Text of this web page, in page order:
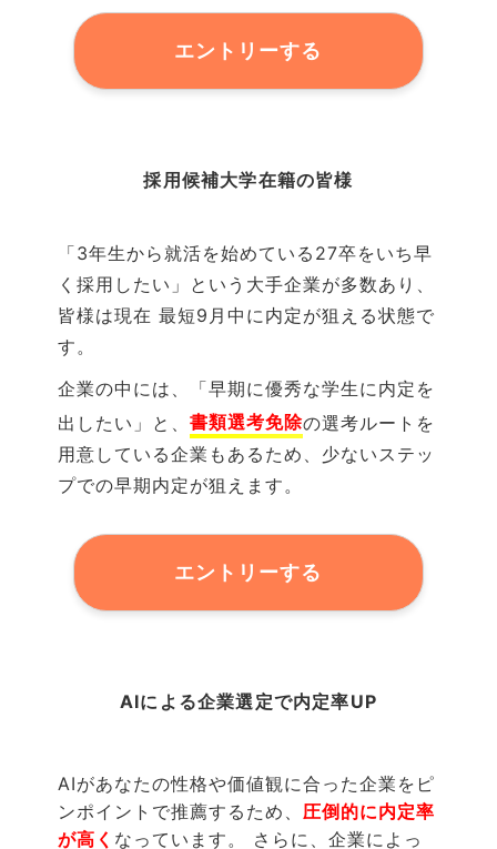
エントリーする
採用候補大学在籍の皆様
「3年生から就活を始めている27卒をいち早
く採用したい」という大手企業が多数あり、
皆様は現在 最短9 月中に内定が狙える状態で
す。
企業の中には、「早期に優秀な学生に内定を
出したい」と、 書類選考免除の選考ルートを
用意している企業もあるため、少ないステッ
プでの早期内定が狙えます。
エントリーする
AIによる企業選定で内定率UP
AIがあなたの性格や価値観に合った企業をピ
ンポイントで推薦するため、 圧倒的に内定率
が高く なっています。 さらに、企業によっ